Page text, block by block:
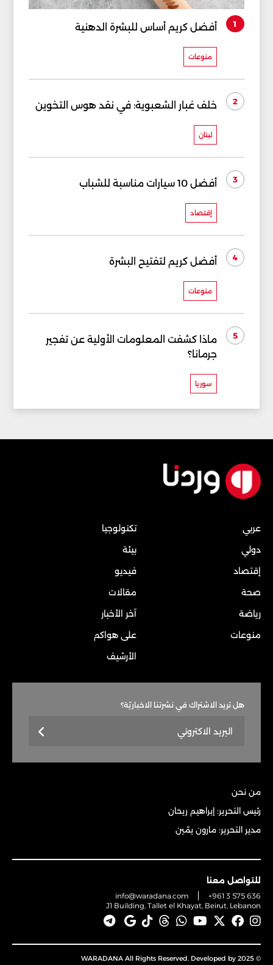
1 أفضل كريم أساس للبشرة الدهنية
منوعات
2 خلف غبار الشعبوية: في نقد هوس التخوين
لبنان
3 أفضل 10 سيارات مناسبة للشباب
إقتصاد
4 أفضل كريم لتفتيح البشرة
منوعات
5
ماذا كشفت المعلومات الأولية عن تفجير
جرمانا؟
سوريا
عربي
دولي
إقتصاد
صحة
رياضة
منوعات
تكنولوجيا
بيئة
فيديو
مقالات
آخر الأخبار
على هواكم
الأرشيف
هل تريد الاشتراك في نشرتنا الاخباريّة؟
من نحن
رئيس التحرير: إبراهيم ريحان
مدير التحرير: مارون يمّين
للتواصل معنا
info@waradana.com
+961 3 575 636
J1 Building, Tallet el Khayat, Beirut, Lebanon
© 2025 WARADANA All Rights Reserved. Developed by